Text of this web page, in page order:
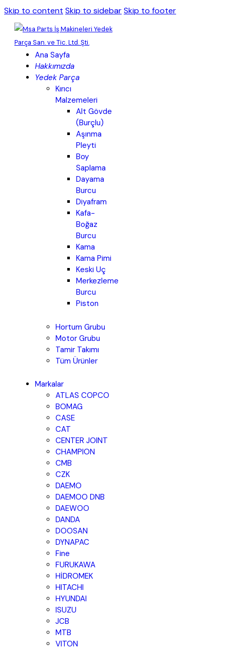
Skip to content Skip to sidebarSkip to footer
Ana Sayfa
Hakkımızda
Yedek Parça
Kırıcı
Malzemeleri
Alt Gövde
(Burçlu)
Aşınma
Pleyti
Boy
Saplama
Dayama
Burcu
Diyafram
Kafa-
Boğaz
Burcu
Kama
Kama Pimi
Keski Uç
Merkezleme
Burcu
Piston
Hortum Grubu
Motor Grubu
Tamir Takımı
Tüm Ürünler
Markalar
ATLAS COPCO
BOMAG
CASE
CAT
CENTER JOINT
CHAMPION
CMB
CZK
DAEMO
DAEMOO DNB
DAEWOO
DANDA
DOOSAN
DYNAPAC
Fine
FURUKAWA
HİDROMEK
HITACHI
HYUNDAI
ISUZU
JCB
MTB
VITON